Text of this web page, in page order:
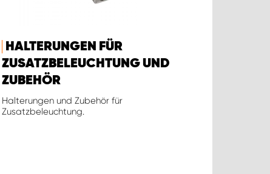
HALTERUNGEN FÜR
ZUSATZBELEUCHTUNG UND
ZUBEHÖR
Halterungen und Zubehör für
Zusatzbeleuchtung.